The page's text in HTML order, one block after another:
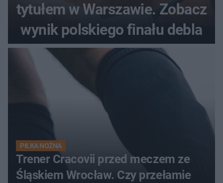
tytułem w Warszawie. Zobacz
wynik polskiego finału debla
PIŁKA NOŻNA
Trener Cracovii przed meczem ze
Śląskiem Wrocław. Czy przełamie